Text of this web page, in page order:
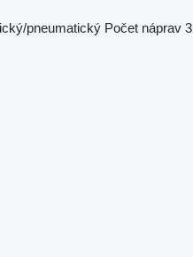
pneumatický Počet náprav 3